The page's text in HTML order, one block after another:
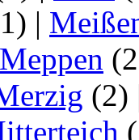
|
Meppen
(2)